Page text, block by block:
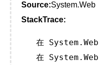
Source:System.Web
StackTrace:
在
在